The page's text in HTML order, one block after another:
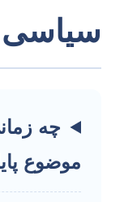
سیاسی
چه
موضوع